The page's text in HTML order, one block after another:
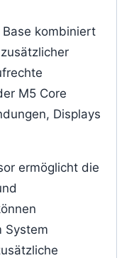
Base kombiniert
M5 Core
Displays
ermöglicht die
System